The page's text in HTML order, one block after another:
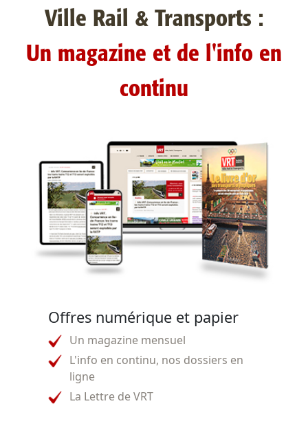
Ville Rail & Transports :
Un magazine et de l'info en
continu
Offres numérique et papier
Un magazine mensuel
L'info en continu, nos dossiers en
ligne
La Lettre de VRT